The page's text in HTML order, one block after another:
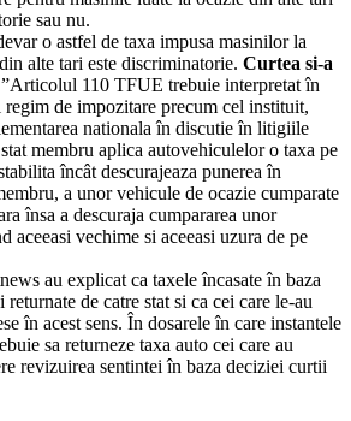
sau nu.
o astfel de taxa impusa masinilor la
alte tari este discriminatorie. Curtea si-a
”Articolul 110 TFUE trebuie interpretat în
regim de impozitare precum cel instituit,
nationala în discutie în litigiile
membru aplica autovehiculelor o taxa pe
încât descurajeaza punerea în
a unor vehicule de ocazie cumparate
însa a descuraja cumpararea unor
aceeasi vechime si aceeasi uzura de pe
au explicat ca taxele încasate în baza
de catre stat si ca cei care le-au
în acest sens. În dosarele în care instantele
sa returneze taxa auto cei care au
revizuirea sentintei în baza deciziei curtii